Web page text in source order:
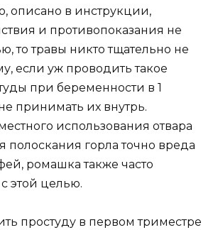
описано в инструкции,
и противопоказания не
то травы никто тщательно не
если уж проводить такое
при беременности в 1
принимать их внутрь.
использования отвара
полоскания горла точно вреда
ромашка также часто
этой целью.
простуду в первом триместре